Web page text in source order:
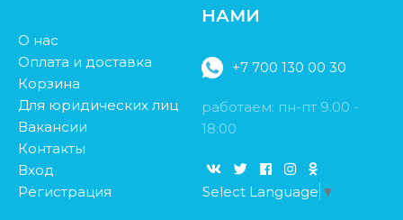
О нас
Оплата и доставка
Корзина
Для юридических лиц
Вакансии
Контакты
Вход
Регистрация
НАМИ
+7 700 130 00 30
работаем: пн-пт 9.00 -
18:00
Select Language ▼